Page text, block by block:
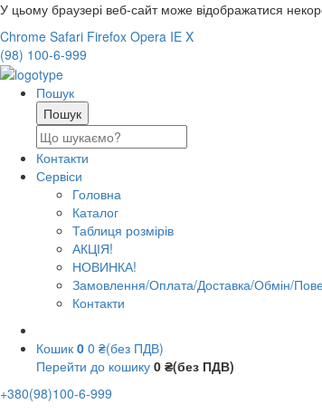
У цьому браузері веб-сайт може відображатися
Chrome Safari Firefox Opera IE X
(98) 100-6-999
Пошук
Контакти
Сервіси
Головна
Каталог
Таблиця розмірів
АКЦІЯ!
НОВИНКА!
Замовлення/Оплата/Доставка/Обмін/
Контакти
Кошик 0 0 ₴(без ПДВ)
Перейти до кошику 0 ₴(без ПДВ)
+380(98)100-6-999